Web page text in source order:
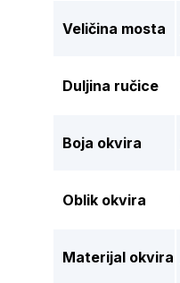
Veličina mosta
Duljina ručice
Boja okvira
Oblik okvira
Materijal okvira